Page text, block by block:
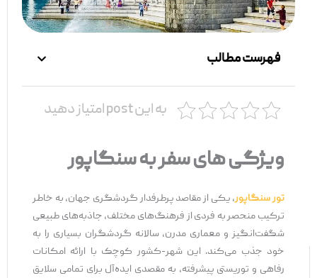
فهرست مطالب
به این post امتیاز دهید
ویژگی های سفر به سنگاپور
تور سنگاپور، یکی از مقاصد پرطرفدار گردشگری جهان، به خاطر
ترکیب منحصر به فردی از فرهنگ‌های مختلف، جاذبه‌های طبیعی
شگفت‌انگیز و معماری مدرن، سالانه گردشگران بسیاری را به
خود جذب می‌کند. این شهر-کشور کوچک با ارائه امکانات
رفاهی و توریستی پیشرفته، به مقصدی ایده‌آل برای تمامی سلایق